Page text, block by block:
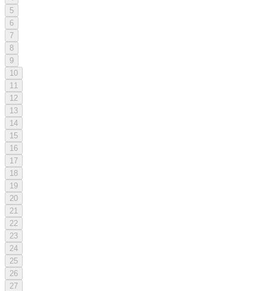
5
6
7
8
9
10
11
12
13
14
15
16
17
18
19
20
21
22
23
24
25
26
27